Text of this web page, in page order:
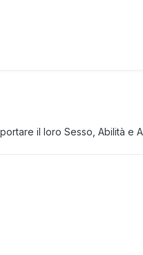
il loro Sesso, Abilità e